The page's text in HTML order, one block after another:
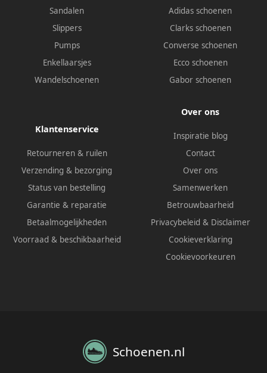
Sandalen
Slippers
Pumps
Enkellaarsjes
Wandelschoenen
Adidas schoenen
Clarks schoenen
Converse schoenen
Ecco schoenen
Gabor schoenen
Klantenservice
Retourneren & ruilen
Verzending & bezorging
Status van bestelling
Garantie & reparatie
Betaalmogelijkheden
Voorraad & beschikbaarheid
Over ons
Inspiratie blog
Contact
Over ons
Samenwerken
Betrouwbaarheid
Privacybeleid & Disclaimer
Cookieverklaring
Cookievoorkeuren
Schoenen.nl